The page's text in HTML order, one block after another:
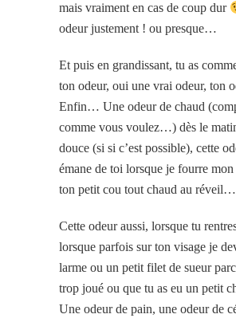
mais vraiment en cas de coup dur
odeur justement ! ou presque…
Et puis en grandissant, tu as
ton odeur, oui une vrai odeur, ton
Enfin… Une odeur de chaud
comme vous voulez…) dès le
douce (si si c’est possible), cette
émane de toi lorsque je fourre mon
ton petit cou tout chaud au réveil…
Cette odeur aussi, lorsque tu
lorsque parfois sur ton visage je
larme ou un petit filet de sueur
trop joué ou que tu as eu un petit
Une odeur de pain, une odeur de